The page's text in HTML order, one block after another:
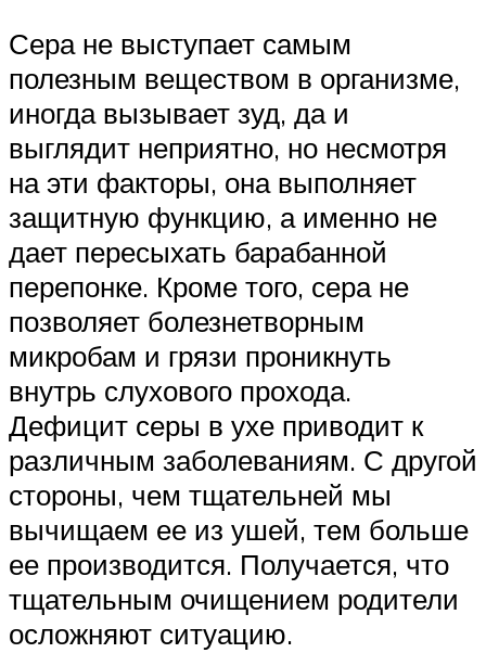
Сера не выступает самым
полезным веществом в организме,
иногда вызывает зуд, да и
выглядит неприятно, но несмотря
на эти факторы, она выполняет
защитную функцию, а именно не
дает пересыхать барабанной
перепонке. Кроме того, сера не
позволяет болезнетворным
микробам и грязи проникнуть
внутрь слухового прохода.
Дефицит серы в ухе приводит к
различным заболеваниям. С другой
стороны, чем тщательней мы
вычищаем ее из ушей, тем больше
ее производится. Получается, что
тщательным очищением родители
осложняют ситуацию.